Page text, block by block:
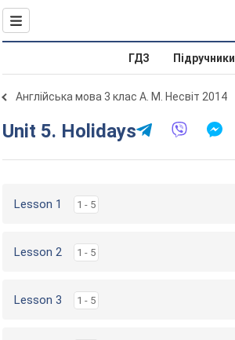
ГДЗ Підручники
Англійська мова 3 клас А. М. Несвіт 2014
Unit 5. Holidays
Lesson 1 1 - 5
Lesson 2 1 - 5
Lesson 3 1 - 5